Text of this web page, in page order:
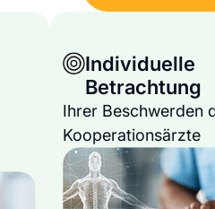
Individuelle
Betrachtung
Ihrer Beschwerden
Kooperationsärzte